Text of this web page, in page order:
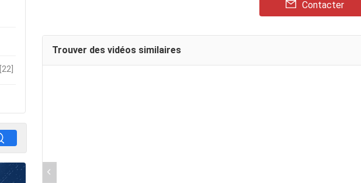
[22]
Contacter
Trouver des vidéos similaires